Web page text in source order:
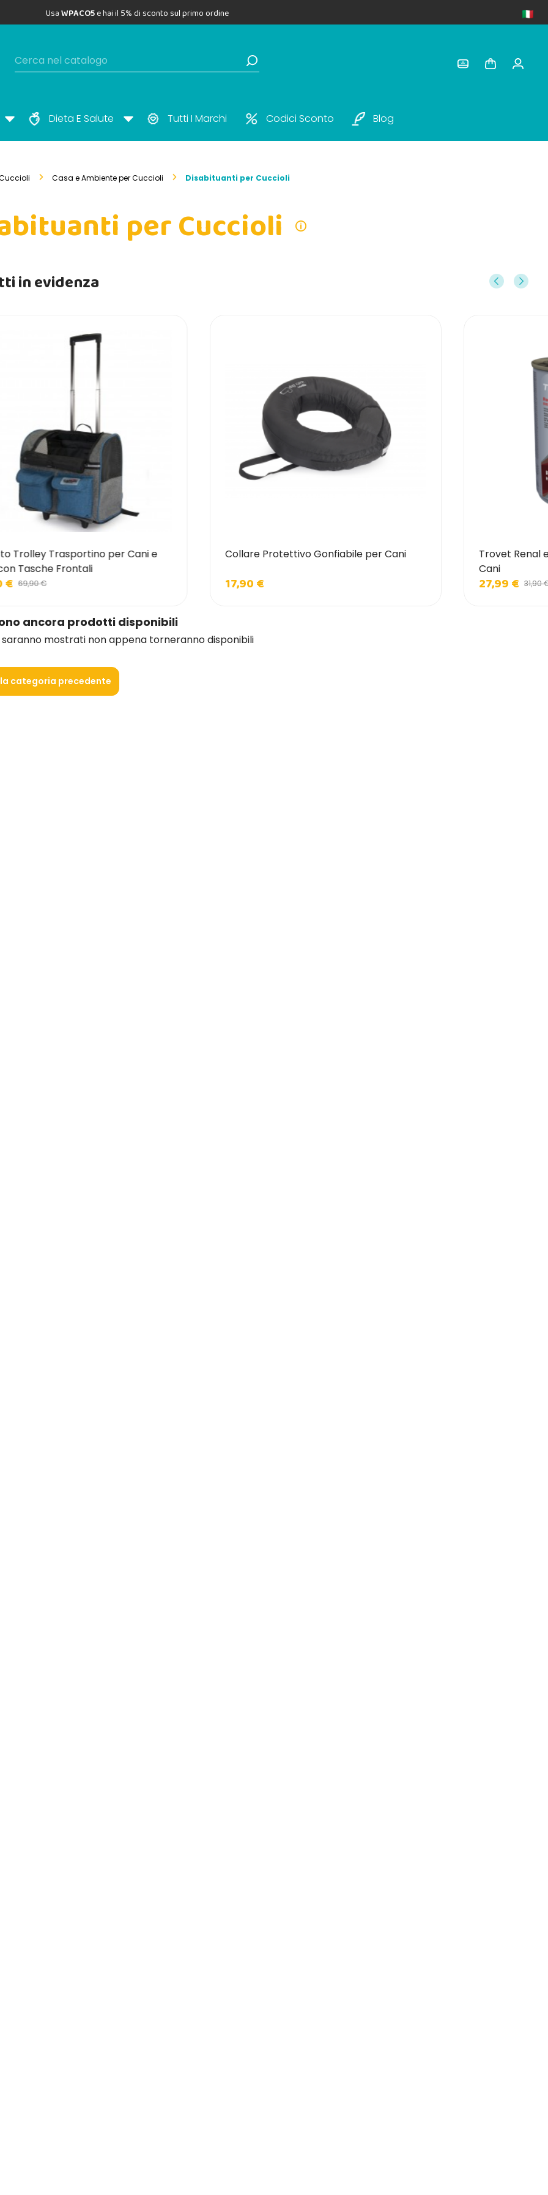
UsaWPACO5e hai il 5% di sconto sul primo ordine
Dieta E Salute Tutti I Marchi Codici Sconto Blog
Casa e Ambiente per Cuccioli Disabituanti per Cuccioli
per Cuccioli
in evidenza
Trolley Trasportino per Cani e
Tasche Frontali
€ 69,90 €
Collare Protettivo Gonfiabile per Cani
17,90 €
Trovet Renal
Cani
27,99 € 31,90
ancora prodotti disponibili
mostrati non appena torneranno disponibili
categoria precedente